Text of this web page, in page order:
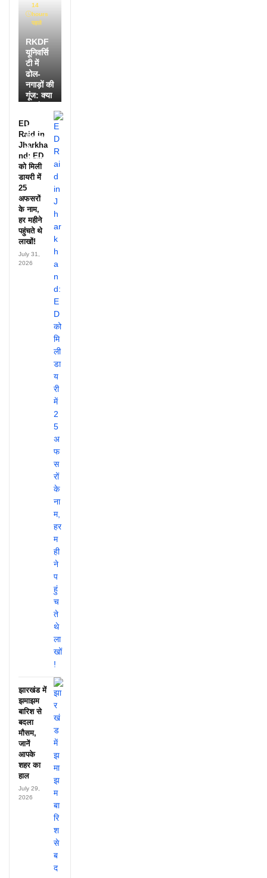
14
hours
पहले
RKDF
यूनिवर्सि
टी में
ढोल-
नगाड़ों की
गूंज: क्या
आदिवासी
दिवस की
ये
झलक?
ED
Raid in
Jharkha
nd: ED
को मिली
डायरी में
25
अफसरों
के नाम,
हर महीने
पहुंचते थे
लाखों!
July 31,
2026
झारखंड में
झमाझम
बारिश से
बदला
मौसम,
जानें
आपके
शहर का
हाल
July 29,
2026